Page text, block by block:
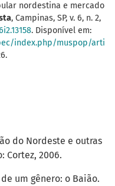
nordestina e mercado
, Campinas, SP, v. 6, n. 2,
. Disponível em:
index.php/muspop/arti
do Nordeste e outras
Cortez, 2006.
de um gênero: o Baião.